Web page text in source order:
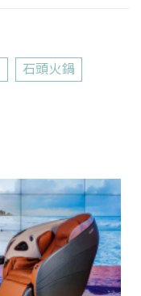
石頭火鍋